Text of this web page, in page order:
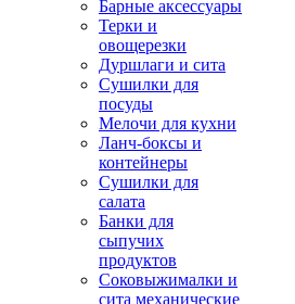
Барные аксессуары
Терки и
овощерезки
Дуршлаги и сита
Сушилки для
посуды
Мелочи для кухни
Ланч-боксы и
контейнеры
Сушилки для
салата
Банки для
сыпучих
продуктов
Соковыжималки и
сита механические